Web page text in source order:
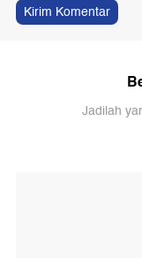
Kirim Komentar
Jadilah